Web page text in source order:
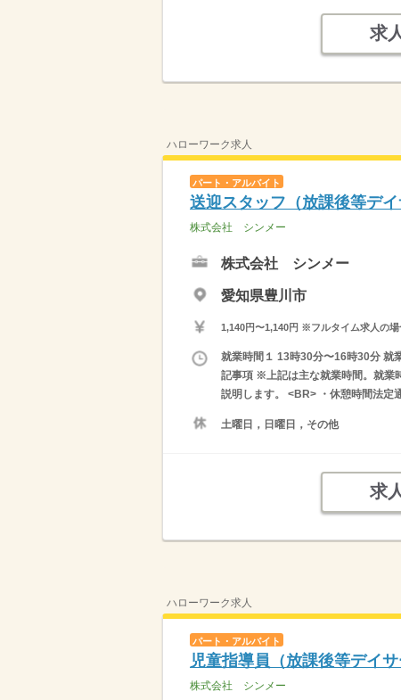
求
ハローワーク求人
パート・アルバイト
送迎スタッフ（放課後等デイ
株式会社 シンメー
株式会社 シンメー
愛知県豊川市
1,140円〜1,140円 ※フルタイム求人の場
就業時間１ 13時30分〜16時30分 就
記事項 ※上記は主な就業時間。就業
説明します。 <BR> ・休憩時間法定
土曜日，日曜日，その他
求
ハローワーク求人
パート・アルバイト
児童指導員（放課後等デイサ
株式会社 シンメー